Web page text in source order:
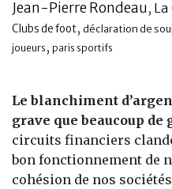
Jean-Pierre Rondeau, La
Clubs de foot, déclaration de
joueurs , paris sportifs
Le blanchiment
grave que beaucoup
circuits financiers
bon fonctionnement de
cohésion de nos